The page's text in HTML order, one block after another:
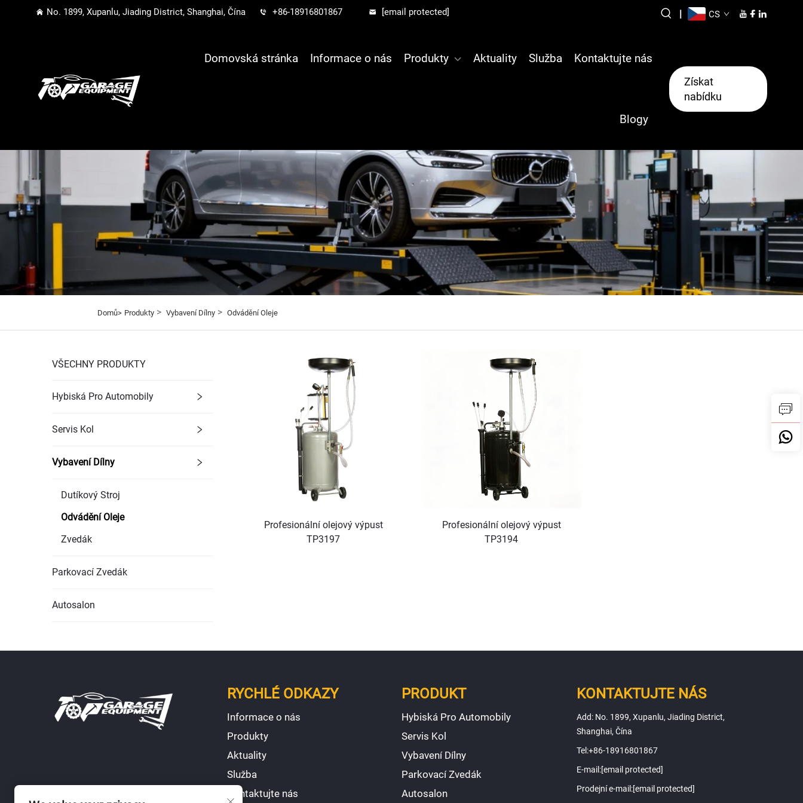
No. 1899, Xupanlu, Jiading District, Shanghai, Čína +86-18916801867 [email protected] | CS
Domovská stránka Informace o nás Produkty Aktuality Služba Kontaktujte nás
Blogy
Získat
nabídku
Domů> Produkty> Vybavení Dílny> Odvádění Oleje
VŠECHNY PRODUKTY
Hybiská Pro Automobily
Servis Kol
Vybavení Dílny
Dutíkový Stroj
Odvádění Oleje
Zvedák
Parkovací Zvedák
Autosalon
Profesionální olejový výpust
TP3197
Profesionální olejový výpust
TP3194
RYCHLÉ ODKAZY
Informace o nás
Produkty
Aktuality
Služba
Kontaktujte nás
PRODUKT
Hybiská Pro Automobily
Servis Kol
Vybavení Dílny
Parkovací Zvedák
Autosalon
KONTAKTUJTE NÁS
Add: No. 1899, Xupanlu, Jiading District,
Shanghai, Čína
Tel:+86-18916801867
E-mail:[email protected]
Prodejní e-mail:[email protected]